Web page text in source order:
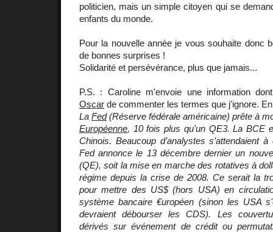
politicien, mais un simple citoyen qui se
enfants du monde.
Pour la nouvelle année je vous souhaite donc
de bonnes surprises !
Solidarité et persévérance, plus que jamais...
P.S. : Caroline m'envoie une information
Oscar de commenter les termes que j'ignore.
La Fed(Réserve fédérale américaine) prête à
Européenne, 10 fois plus qu'un QE3. La BCE
Chinois. Beaucoup d’analystes s’attendaient
Fed annonce le 13 décembre dernier un
(QE), soit la mise en marche des rotatives à
régime depuis la crise de 2008. Ce serait la
pour mettre des US$ (hors USA) en
système bancaire €uropéen (sinon les USA
devraient débourser les CDS). Les
dérivés sur événement de crédit ou